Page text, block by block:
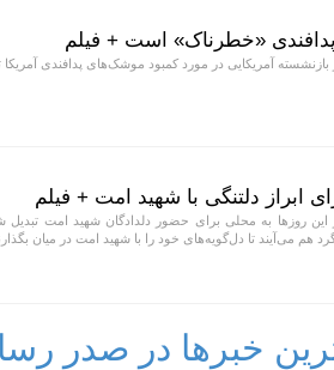
«خطرناک» است + فیلم
بازنشسته آمریکایی در مورد کمبود موشک‌های پدافندی آمریکا
ابراز دلتنگی با شهید امت + فیلم
این روز‌ها به محلی برای حضور دلدادگان شهید امت
هم می‌آیند تا دل‌گویه‌های خود را با شهید امت در میان
خبرها در صدر